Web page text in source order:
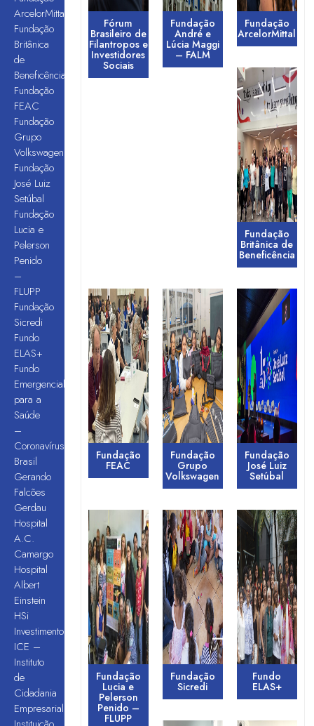
ArcelorMittal
Fundação
Britânica
de
Beneficência
Fundação
FEAC
Fundação
Grupo
Volkswagen
Fundação
José Luiz
Setúbal
Fundação
Lucia e
Pelerson
Penido
–
FLUPP
Fundação
Sicredi
Fundo
ELAS+
Fundo
Emergencial
para a
Saúde
–
Coronavírus
Brasil
Gerando
Falcões
Gerdau
Hospital
A.C.
Camargo
Hospital
Albert
Einstein
HSi
Investimentos
ICE –
Instituto
de
Cidadania
Empresarial
Fórum
Brasileiro de
Filantropos e
Investidores
Sociais
Fundação
André e
Lúcia Maggi
– FALM
Fundação
ArcelorMittal
Fundação
Britânica de
Beneficência
Fundação
FEAC
Fundação
Grupo
Volkswagen
Fundação
José Luiz
Setúbal
Fundação
Lucia e
Pelerson
Penido –
FLUPP
Fundação
Sicredi
Fundo
ELAS+